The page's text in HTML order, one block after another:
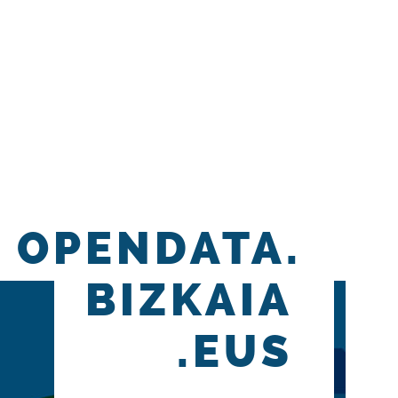
OPENDATA.
BIZKAIA
.EUS